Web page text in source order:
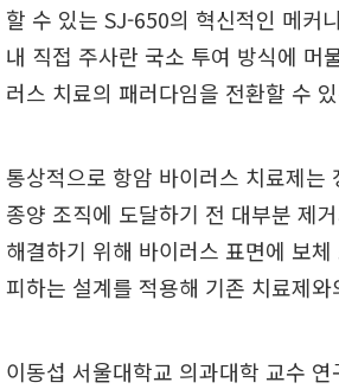
할 수 있는 SJ-650의 혁신적인 메커
내 직접 주사란 국소 투여 방식에 머
러스 치료의 패러다임을 전환할 수
통상적으로 항암 바이러스 치료제
종양 조직에 도달하기 전 대부분 제
해결하기 위해 바이러스 표면에 보
피하는 설계를 적용해 기존 치료제
이동섭 서울대학교 의과대학 교수